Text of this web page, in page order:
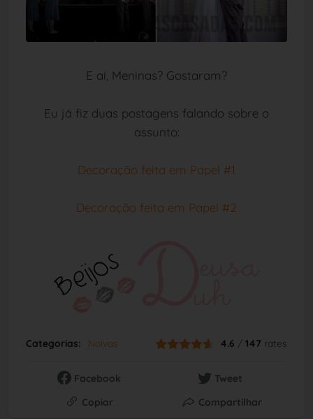
E aí, Meninas? Gostaram?
Eu já fiz duas postagens falando sobre o
assunto:
Decoração feita em Papel #1
Decoração feita em Papel #2
Categorias: Noivas 4.6 /147 rates
Facebook
Tweet
Copiar
Compartilhar